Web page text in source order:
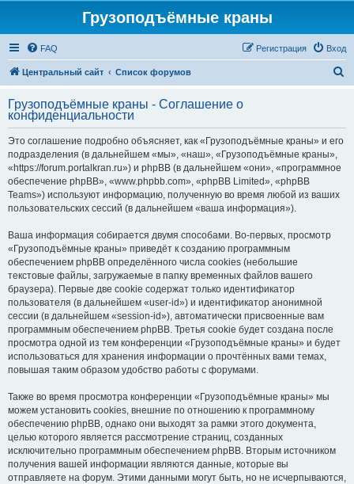
Грузоподъёмные краны
FAQ Вход
Регистрация
Центральный сайт Список форумов
с
Грузоподъёмные краны - Соглашение о
конфиденциальности
Это соглашение подробно объясняет, как «Грузоподъёмные краны» и его
подразделения (в дальнейшем «мы», «наш», «Грузоподъёмные краны»,
«https://forum.portalkran.ru») и phpBB (в дальнейшем «они», «программное
обеспечение phpBB», «www.phpbb.com», «phpBB Limited», «phpBB
Teams») используют информацию, полученную во время любой из ваших
пользовательских сессий (в дальнейшем «ваша информация»).
Ваша информация собирается двумя способами. Во-первых, просмотр
«Грузоподъёмные краны» приведёт к созданию программным
обеспечением phpBB определённого числа cookies (небольшие
текстовые файлы, загружаемые в папку временных файлов вашего
браузера). Первые две cookie содержат только идентификатор
пользователя (в дальнейшем «user-id») и идентификатор анонимной
сессии (в дальнейшем «session-id»), автоматически присвоенные вам
программным обеспечением phpBB. Третья cookie будет создана после
просмотра одной из тем конференции «Грузоподъёмные краны» и будет
использоваться для хранения информации о прочтённых вами темах,
повышая таким образом удобство работы с форумами.
Также во время просмотра конференции «Грузоподъёмные краны» мы
можем установить cookies, внешние по отношению к программному
обеспечению phpBB, однако они выходят за рамки этого документа,
целью которого является рассмотрение страниц, созданных
исключительно программным обеспечением phpBB. Вторым источником
получения вашей информации являются данные, которые вы
отправляете на форум. Этими данными могут быть, но не исчерпываются,